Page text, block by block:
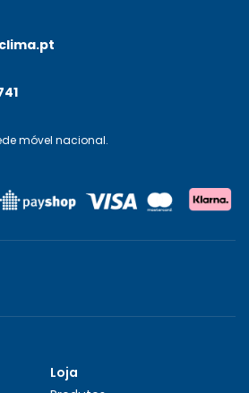
móvel nacional.
Loja